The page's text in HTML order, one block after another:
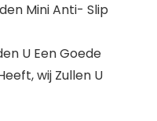
Mini Anti- Slip
U Een Goede
wij Zullen U